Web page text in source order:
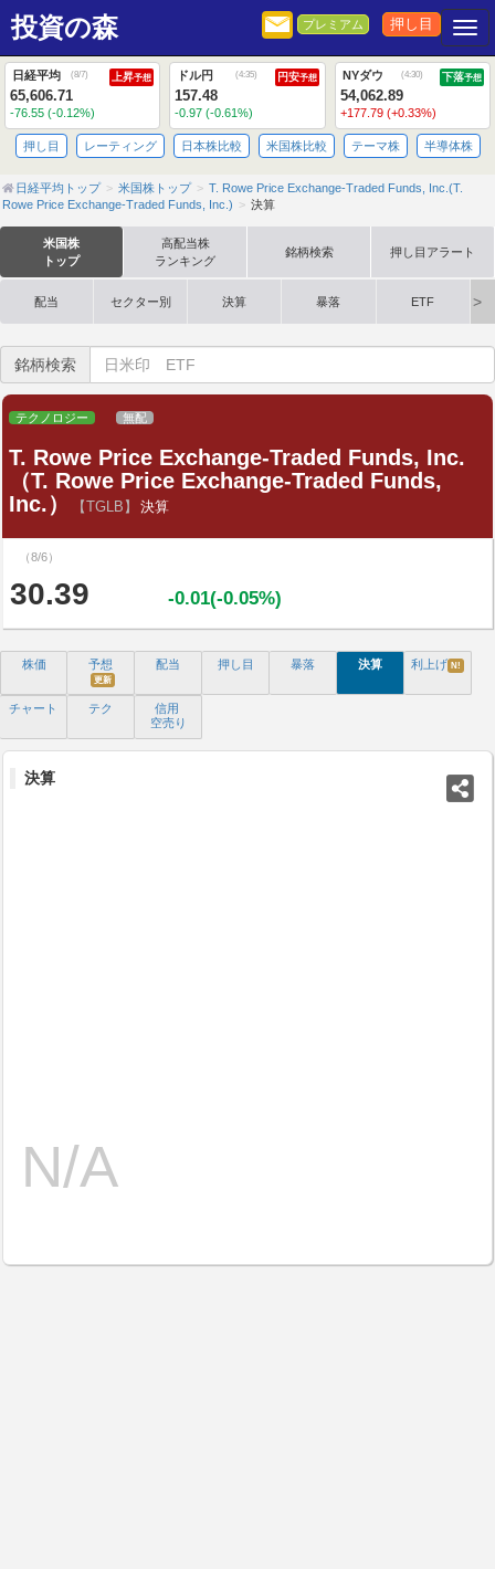
投資の森 プレミアム 押し目
日経平均 (8/7) 上昇予想
65,606.71
-76.55 (-0.12%)
ドル円 (4:35) 円安予想
157.48
-0.97 (-0.61%)
NYダウ (4:30) 下落予想
54,062.89
+177.79 (+0.33%)
押し目 レーティング 日本株比較 米国株比較 テーマ株 半導体株
日経平均トップ 米国株トップ
T. Rowe Price Exchange-Traded Funds, Inc.(T.
Rowe Price Exchange-Traded Funds, Inc.)
決算
米国株
トップ
高配当株
ランキング
銘柄検索 押し目アラート
配当 セクター別 決算 暴落 ETF
銘柄検索
テクノロジー 無配
T. Rowe Price Exchange-Traded Funds, Inc.
（T. Rowe Price Exchange-Traded Funds,
Inc.）
【TGLB】 決算
（8/6）
30.39 -0.01(-0.05%)
株価 予想
更新
配当 押し目 暴落 決算 利上げ N!
チャート テク
信用
空売り
決算